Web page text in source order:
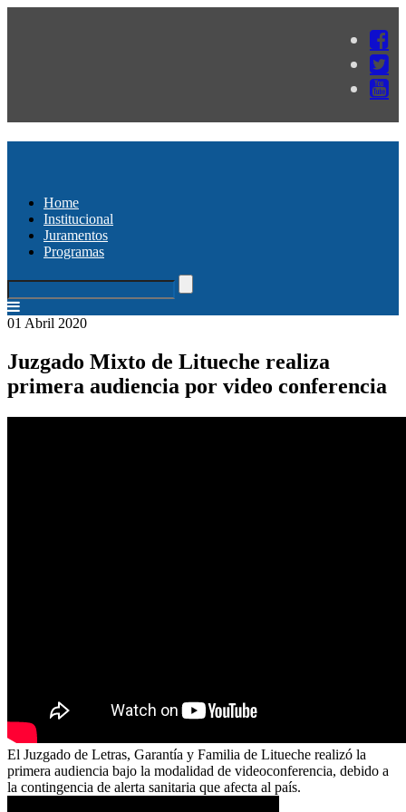
Home
Institucional
Juramentos
Programas
01 Abril 2020
Juzgado Mixto de Litueche realiza
primera audiencia por video conferencia
El Juzgado de Letras, Garantía y Familia de Litueche realizó la
primera audiencia bajo la modalidad de videoconferencia, debido a
la contingencia de alerta sanitaria que afecta al país.